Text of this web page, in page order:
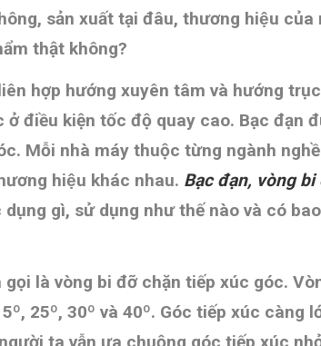
sản xuất tại đâu, thương hiệu của
thật không?
hợp hướng xuyên tâm và hướng
điều kiện tốc độ quay cao. Bạc đạn
Mỗi nhà máy thuộc từng ngành
hiệu khác nhau. Bạc đạn, vòng
gì, sử dụng như thế nào và có
là vòng bi đỡ chặn tiếp xúc góc.
25º, 30º và 40º. Góc tiếp xúc càng
ta vẫn ưa chuộng góc tiếp xúc